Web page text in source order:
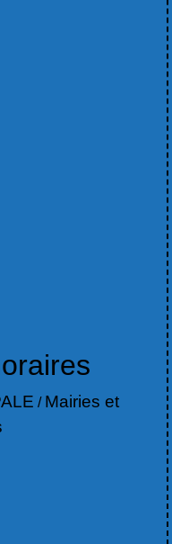
/ Mairies et